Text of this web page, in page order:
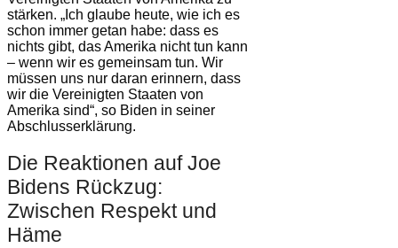
stärken. „Ich glaube heute, wie ich es
schon immer getan habe: dass es
nichts gibt, das Amerika nicht tun kann
– wenn wir es gemeinsam tun. Wir
müssen uns nur daran erinnern, dass
wir die Vereinigten Staaten von
Amerika sind“, so Biden in seiner
Abschlusserklärung.
Die Reaktionen auf Joe
Bidens Rückzug:
Zwischen Respekt und
Häme